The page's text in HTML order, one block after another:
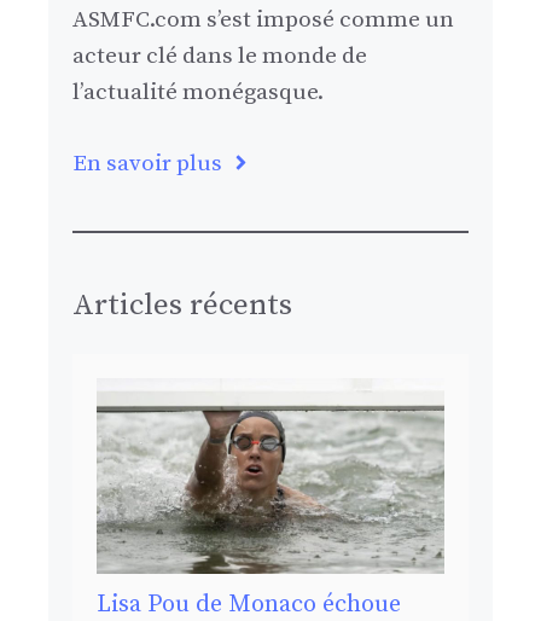
ASMFC.com s’est imposé comme un
acteur clé dans le monde de
l’actualité monégasque.
En savoir plus
Articles récents
Lisa Pou de Monaco échoue